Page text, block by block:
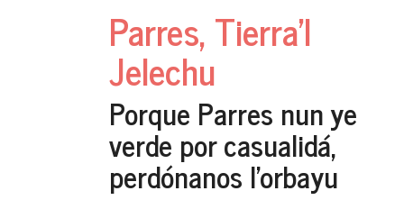
Parres, Tierra'l
Jelechu
Porque Parres nun ye
verde por casualidá,
perdónanos l'orbayu